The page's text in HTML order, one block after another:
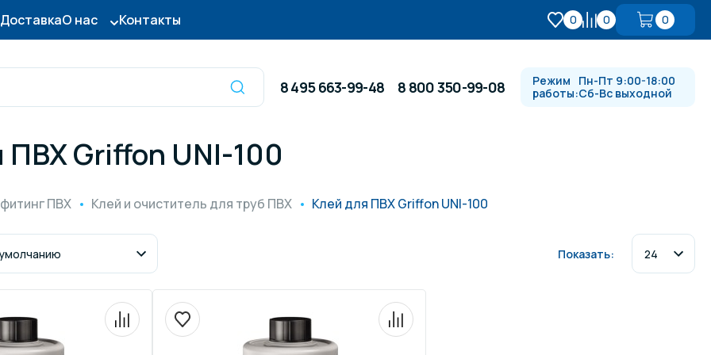
ДоставкаО нас Контакты 0 0 0
Оборудование для
Водопады, водяные пушки и
покрытия Химия для бассейнов
8 495 663-99-48 8 800 350-99-08
Режим
работы:
Пн-Пт 9:00-18:00
Сб-Вс выходной
ПВХ Griffon UNI-100
ПВХ Клей и очиститель для труб ПВХ Клей для ПВХ Griffon UNI-100
Показать: